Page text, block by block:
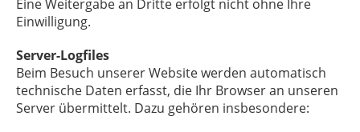
Eine Weitergabe an Dritte erfolgt nicht ohne Ihre
Einwilligung.
Server-Logfiles
Beim Besuch unserer Website werden automatisch
technische Daten erfasst, die Ihr Browser an unseren
Server übermittelt. Dazu gehören insbesondere: